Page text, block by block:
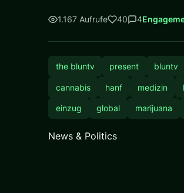
1.167 Aufrufe 40 4
the bluntv present bluntv
cannabis hanf medizin
einzug global marijuana
News & Politics